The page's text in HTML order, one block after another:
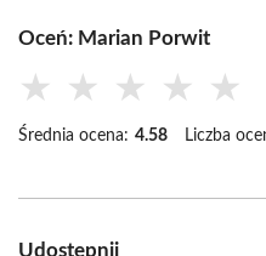
Oceń: Marian Porwit
★ ★ ★ ★ ★
Średnia ocena: 4.58 Liczba
Udostępnij